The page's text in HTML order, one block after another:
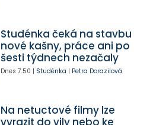
Studénka čeká na stavbu
nové kašny, práce ani po
šesti týdnech nezačaly
Dnes 7:50 | Studénka | Petra Dorazilová
Na netuctové filmy lze
vyrazit do vily nebo ke